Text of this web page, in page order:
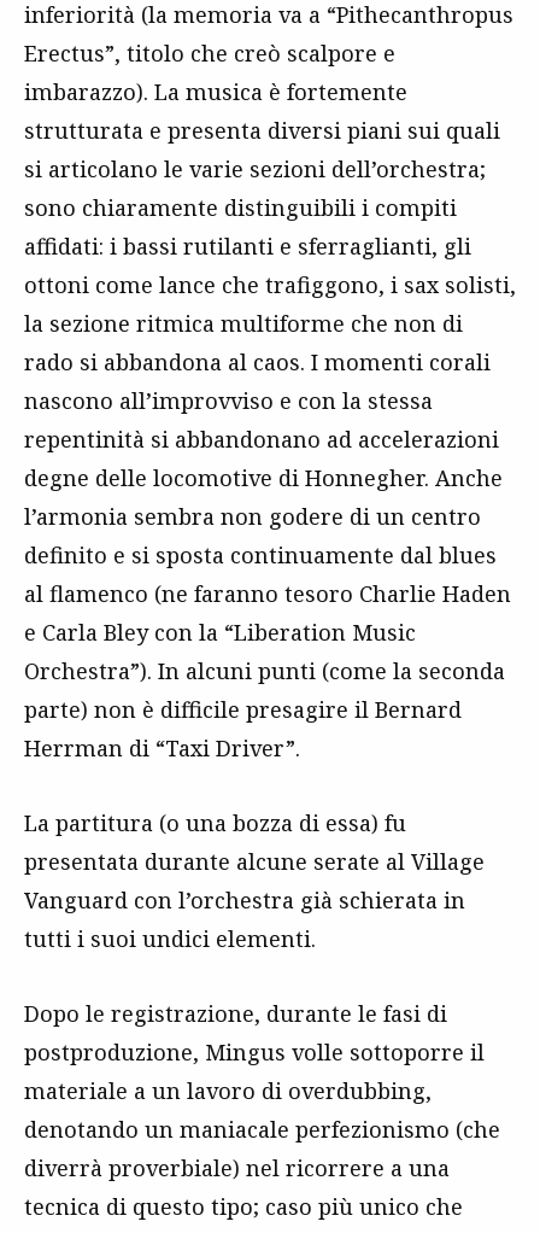
inferiorità (la memoria va a “Pithecanthropus
Erectus”, titolo che creò scalpore e
imbarazzo). La musica è fortemente
strutturata e presenta diversi piani sui quali
si articolano le varie sezioni dell’orchestra;
sono chiaramente distinguibili i compiti
affidati: i bassi rutilanti e sferraglianti, gli
ottoni come lance che trafiggono, i sax solisti,
la sezione ritmica multiforme che non di
rado si abbandona al caos. I momenti corali
nascono all’improvviso e con la stessa
repentinità si abbandonano ad accelerazioni
degne delle locomotive di Honnegher. Anche
l’armonia sembra non godere di un centro
definito e si sposta continuamente dal blues
al flamenco (ne faranno tesoro Charlie Haden
e Carla Bley con la “Liberation Music
Orchestra”). In alcuni punti (come la seconda
parte) non è difficile presagire il Bernard
Herrman di “Taxi Driver”.
La partitura (o una bozza di essa) fu
presentata durante alcune serate al Village
Vanguard con l’orchestra già schierata in
tutti i suoi undici elementi.
Dopo le registrazione, durante le fasi di
postproduzione, Mingus volle sottoporre il
materiale a un lavoro di overdubbing,
denotando un maniacale perfezionismo (che
diverrà proverbiale) nel ricorrere a una
tecnica di questo tipo; caso più unico che